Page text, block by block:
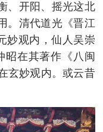
、开阳、摇光这北
。清代道光《晋江
妙观内，仙人吴崇
昭在其著作《八闽
玄妙观内。或云昔